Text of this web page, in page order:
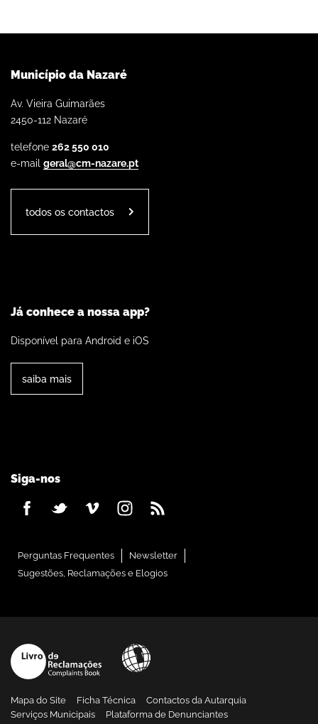
Município da Nazaré
Av. Vieira Guimarães
2450-112 Nazaré
telefone 262 550 010
e-mail geral@cm-nazare.pt
todos os contactos
Já conhece a nossa app?
Disponível para Android e iOS
saiba mais
Siga-nos
Perguntas Frequentes
Newsletter
Sugestões, Reclamações e Elogios
Mapa do Site Ficha Técnica
Contactos da Autarquia
Serviços Municipais
Plataforma de Denunciantes